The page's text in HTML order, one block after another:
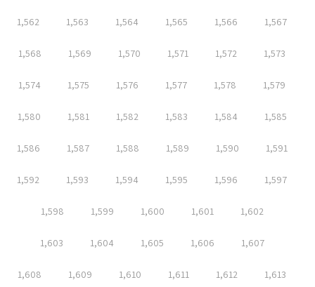
1,562 1,563 1,564 1,565 1,566 1,567
1,568 1,569 1,570 1,571 1,572 1,573
1,574 1,575 1,576 1,577 1,578 1,579
1,580 1,581 1,582 1,583 1,584 1,585
1,586 1,587 1,588 1,589 1,590 1,591
1,592 1,593 1,594 1,595 1,596 1,597
1,598 1,599 1,600 1,601 1,602
1,603 1,604 1,605 1,606 1,607
1,608 1,609 1,610 1,611 1,612 1,613